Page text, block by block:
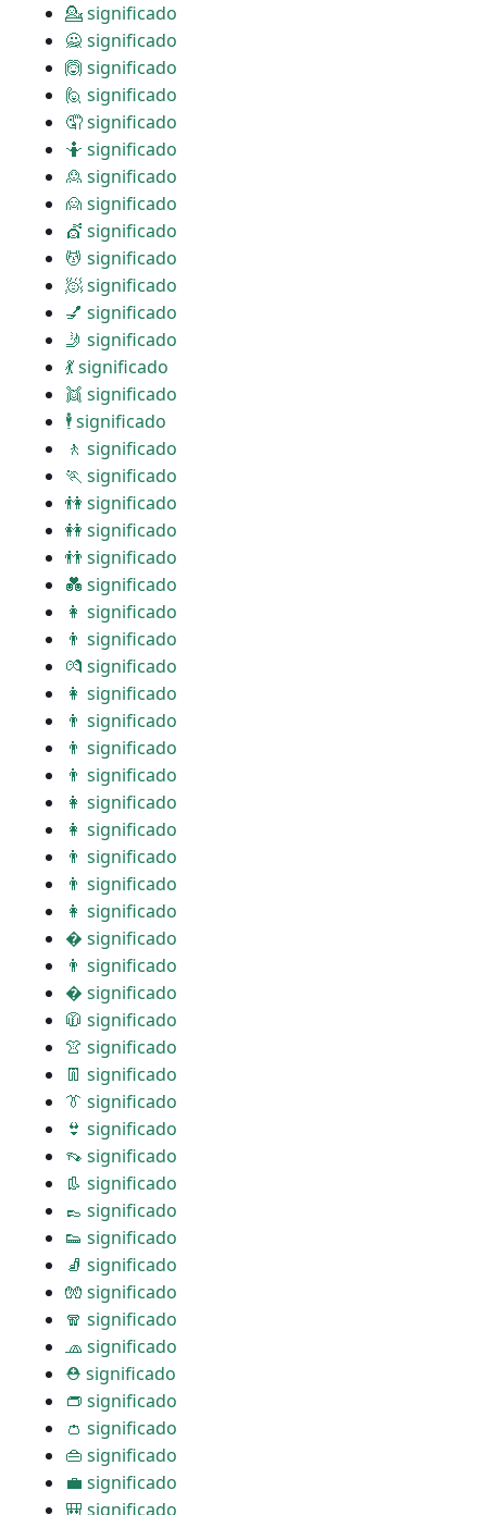
💁 significado
🙅 significado
🙆 significado
🙋 significado
🤦 significado
🤷 significado
🙎 significado
🙍 significado
💇 significado
💆 significado
🧖 significado
💅 significado
🤳 significado
💃 significado
👯 significado
🕴 significado
🚶 significado
🏃 significado
👫 significado
👭 significado
👬 significado
💑 significado
👩 significado
👨 significado
💏 significado
👩 significado
👨 significado
👨 significado
👨 significado
👩 significado
👩 significado
👨 significado
👨 significado
👩 significado
� significado
👨 significado
� significado
🧥 significado
👚 significado
👖 significado
👔 significado
👙 significado
👡 significado
👢 significado
👞 significado
👟 significado
🧦 significado
🧤 significado
🧣 significado
🧢 significado
⛑ significado
👝 significado
👛 significado
👜 significado
💼 significado
🎒 significado